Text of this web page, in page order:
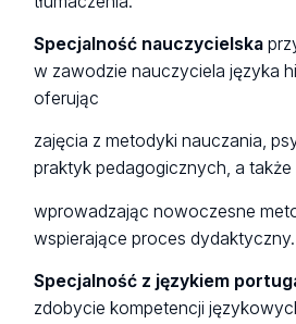
Specjalność nauczycielska
w zawodzie nauczyciela języka
oferując
zajęcia z metodyki nauczania,
praktyk pedagogicznych, a także
wprowadzając nowoczesne
wspierające proces dydaktyczny.
Specjalność z językiem
zdobycie kompetencji